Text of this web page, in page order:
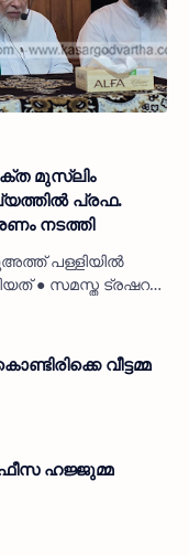
മുസ്ലിം
പ്രഫ.
നടത്തി
പള്ളിയിൽ
● സമസ്ത ട്രഷറർ
വീട്ടമ്മ
ഹജ്ജുമ്മ